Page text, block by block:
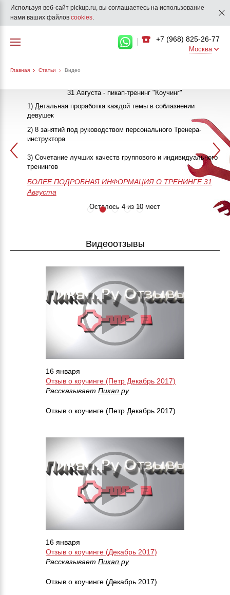
Используя веб-сайт pickup.ru, вы соглашаетесь на использование
нами ваших файлов cookies.
+7 (968) 825-26-77
Москва
Главная Статьи Видео
БОЛЕЕ ПОДРОБНАЯ ИНФОРМАЦИЯ О ТРЕНИНГЕ
28-29-30 Августа
31 Августа - пикап-тренинг "Коучинг"
1) Детальная проработка каждой темы в соблазнении
девушек
2) 8 занятий под руководством персонального Тренера-
инструктора
3) Сочетание лучших качеств группового и индивидуального
тренингов
БОЛЕЕ ПОДРОБНАЯ ИНФОРМАЦИЯ О ТРЕНИНГЕ 31
Августа
Осталось 4 из 10 мест
Онлайн поддержка
Незабываемое
приключение
результата
>>>ЗАПИСАТЬСЯ НА КЛУБНЫЙ ПИКАП-ТРЕНИНГ<<<
"Как познакомиться с девушкой"
в 20:00
>>>ЗАПИСАТЬСЯ НА МАСТЕР-
КЛАСС<<<
Видеоотзывы
16 января
Отзыв о коучинге (Петр Декабрь 2017)
Рассказывает Пикап.ру
Отзыв о коучинге (Петр Декабрь 2017)
16 января
Отзыв о коучинге (Декабрь 2017)
Рассказывает Пикап.ру
Отзыв о коучинге (Декабрь 2017)